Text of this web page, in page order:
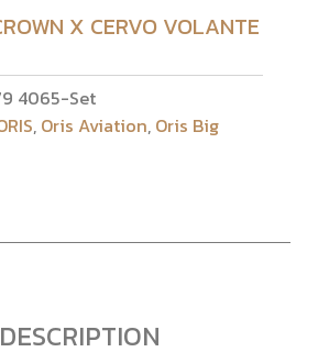
X CERVO VOLANTE
4065-Set
, Oris Aviation, Oris Big